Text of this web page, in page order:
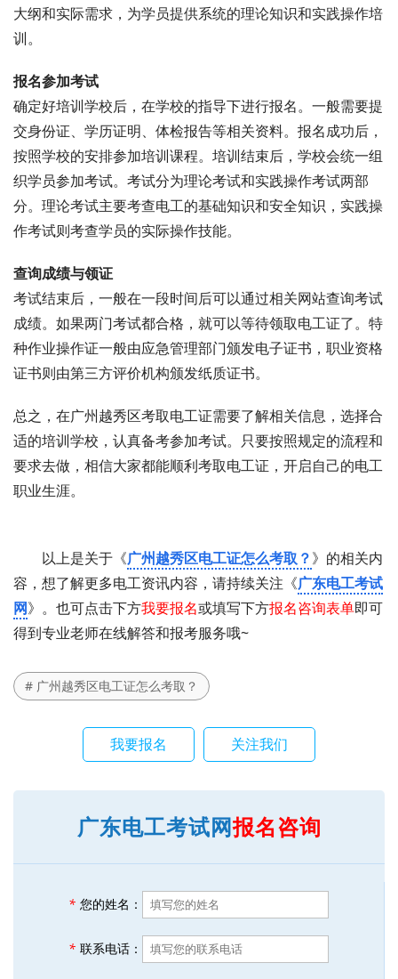
大纲和实际需求，为学员提供系统的理论知识和实践操作培
训。
报名参加考试
确定好培训学校后，在学校的指导下进行报名。一般需要提
交身份证、学历证明、体检报告等相关资料。报名成功后，
按照学校的安排参加培训课程。培训结束后，学校会统一组
织学员参加考试。考试分为理论考试和实践操作考试两部
分。理论考试主要考查电工的基础知识和安全知识，实践操
作考试则考查学员的实际操作技能。
查询成绩与领证
考试结束后，一般在一段时间后可以通过相关网站查询考试
成绩。如果两门考试都合格，就可以等待领取电工证了。特
种作业操作证一般由应急管理部门颁发电子证书，职业资格
证书则由第三方评价机构颁发纸质证书。
总之，在广州越秀区考取电工证需要了解相关信息，选择合
适的培训学校，认真备考参加考试。只要按照规定的流程和
要求去做，相信大家都能顺利考取电工证，开启自己的电工
职业生涯。
以上是关于《广州越秀区电工证怎么考取？》的相关内
容，想了解更多电工资讯内容，请持续关注《广东电工考试
网》。也可点击下方我要报名或填写下方报名咨询表单即可
得到专业老师在线解答和报考服务哦~
# 广州越秀区电工证怎么考取？
我要报名 关注我们
广东电工考试网报名咨询
* 您的姓名：
* 联系电话：